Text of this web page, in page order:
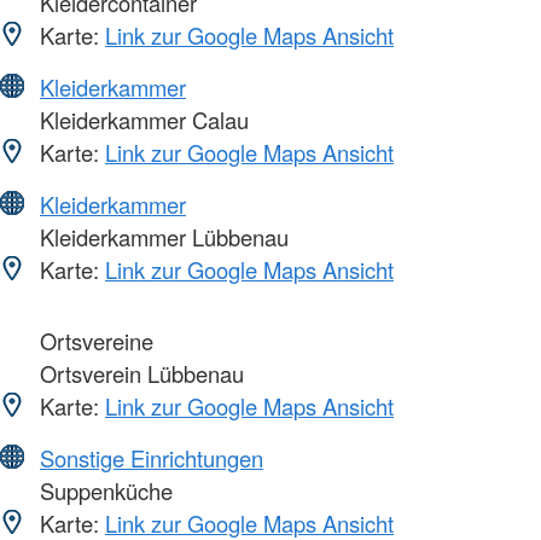
Karte: Link zur Google Maps Ansicht
Kleiderkammer
Kleiderkammer Calau
Karte: Link zur Google Maps Ansicht
Kleiderkammer
Kleiderkammer Lübbenau
Karte: Link zur Google Maps Ansicht
Ortsvereine
Ortsverein Lübbenau
Karte: Link zur Google Maps Ansicht
Sonstige Einrichtungen
Suppenküche
Karte: Link zur Google Maps Ansicht